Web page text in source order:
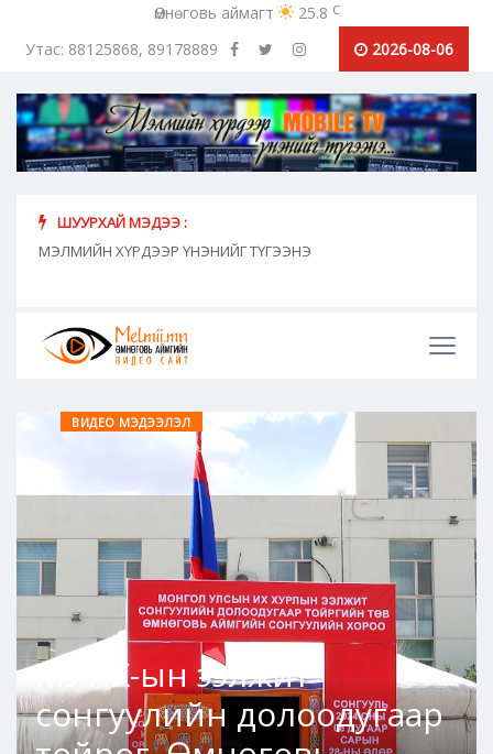
Өмнөговь аймагт 25.8 c
Утас: 88125868, 89178889
2026-08-06
ШУУРХАЙ МЭДЭЭ :
МЭЛМИЙН ХҮРДЭЭР ҮНЭНИЙГ ТҮГЭЭНЭ
ВИДЕО МЭДЭЭЛЭЛ
МУИХ-ын ээлжит
сонгуулийн долоодугаар